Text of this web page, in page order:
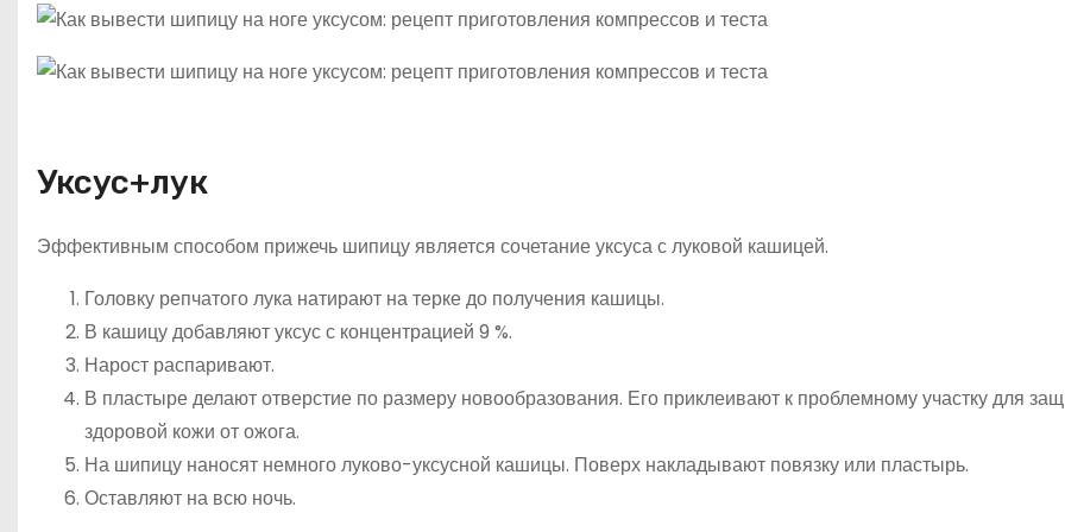
Уксус+лук
Эффективным способом прижечь шипицу является сочетание уксуса с луковой кашицей.
Головку репчатого лука натирают на терке до получения кашицы.
В кашицу добавляют уксус с концентрацией 9 %.
Нарост распаривают.
В пластыре делают отверстие по размеру новообразования. Его приклеивают к проблемному участку для
здоровой кожи от ожога.
На шипицу наносят немного луково-уксусной кашицы. Поверх накладывают повязку или пластырь.
Оставляют на всю ночь.